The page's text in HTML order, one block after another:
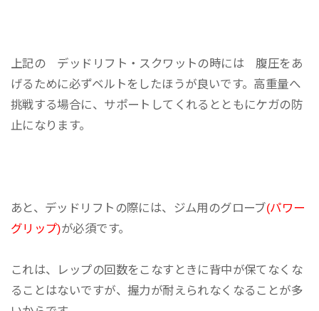
上記の デッドリフト・スクワットの時には 腹圧をあ
げるために必ずベルトをしたほうが良いです。高重量へ
挑戦する場合に、サポートしてくれるとともにケガの防
止になります。
あと、デッドリフトの際には、ジム用のグローブ(パワー
グリップ)が必須です。
これは、レップの回数をこなすときに背中が保てなくな
ることはないですが、握力が耐えられなくなることが多